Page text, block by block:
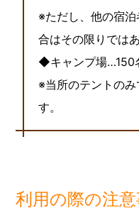
※ただし、他の宿
合はその限りでは
◆キャンプ場…150
※当所のテントの
す。
利用の際の注